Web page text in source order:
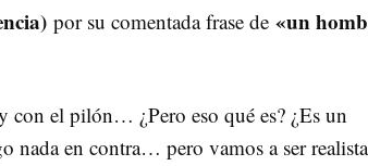
por su comentada frase de «un
con el pilón… ¿Pero eso qué es? ¿Es un
nada en contra… pero vamos a ser